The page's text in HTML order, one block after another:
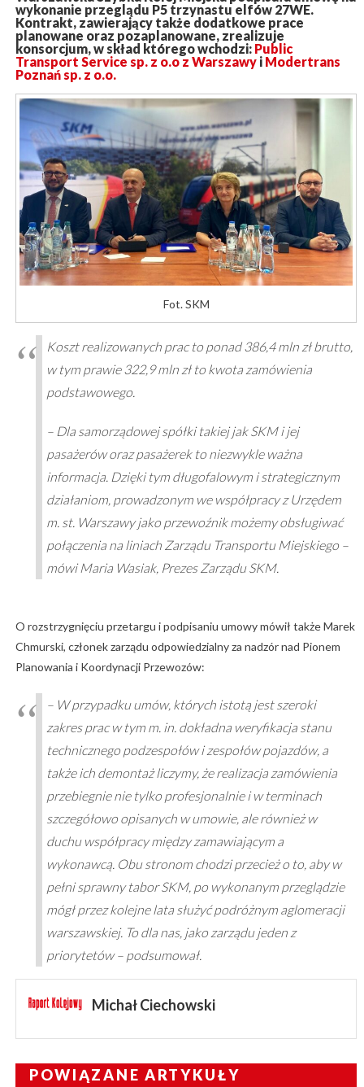
wykonanie przeglądu P5 trzynastu elfów 27WE.
Kontrakt, zawierający także dodatkowe prace
planowane oraz pozaplanowane, zrealizuje
konsorcjum, w skład którego wchodzi: Public
Transport Service sp. z o.o z Warszawyi Modertrans
Poznań sp. z o.o.
Fot. SKM
Koszt realizowanych prac to ponad 386,4 mln zł brutto,
w tym prawie 322,9 mln zł to kwota zamówienia
podstawowego.
– Dla samorządowej spółki takiej jak SKM i jej
pasażerów oraz pasażerek to niezwykle ważna
informacja. Dzięki tym długofalowym i strategicznym
działaniom, prowadzonym we współpracy z Urzędem
m. st. Warszawy jako przewoźnik możemy obsługiwać
połączenia na liniach Zarządu Transportu Miejskiego –
mówi Maria Wasiak, Prezes Zarządu SKM.
O rozstrzygnięciu przetargu i podpisaniu umowy mówił także Marek
Chmurski, członek zarządu odpowiedzialny za nadzór nad Pionem
Planowania i Koordynacji Przewozów:
– W przypadku umów, których istotą jest szeroki
zakres prac w tym m. in. dokładna weryfikacja stanu
technicznego podzespołów i zespołów pojazdów, a
także ich demontaż liczymy, że realizacja zamówienia
przebiegnie nie tylko profesjonalnie i w terminach
szczegółowo opisanych w umowie, ale również w
duchu współpracy między zamawiającym a
wykonawcą. Obu stronom chodzi przecież o to, aby w
pełni sprawny tabor SKM, po wykonanym przeglądzie
mógł przez kolejne lata służyć podróżnym aglomeracji
warszawskiej. To dla nas, jako zarządu jeden z
priorytetów – podsumował.
Michał Ciechowski
POWIĄZANE ARTYKUŁY